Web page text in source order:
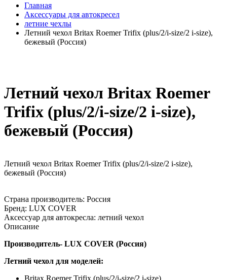
Главная
Аксессуары для автокресел
летние чехлы
Летний чехол Britax Roemer Trifix (plus/2/i-size/2 i-size),
бежевый (Россия)
Летний чехол Britax Roemer
Trifix (plus/2/i-size/2 i-size),
бежевый (Россия)
Летний чехол Britax Roemer Trifix (plus/2/i-size/2 i-size),
бежевый (Россия)
Страна производитель: Россия
Бренд: LUX COVER
Аксессуар для автокресла: летний чехол
Описание
Производитель- LUX COVER (Россия)
Летний чехол для моделей:
Britax Roemer Trifix (plus/2/i-size/2 i-size)